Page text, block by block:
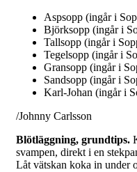
Aspsopp (ingår i
Björksopp (ingår i
Tallsopp (ingår i
Tegelsopp (ingår i
Gransopp (ingår i
Sandsopp (ingår i
Karl-Johan (ingår i
/Johnny Carlsson
Blötläggning, grundtips.
svampen, direkt i en
Låt vätskan koka in under